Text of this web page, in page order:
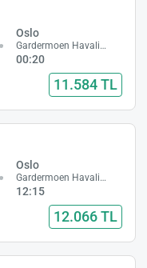
Oslo
Gardermoen Havalimanı
00:20
11.584 TL
Oslo
Gardermoen Havalimanı
12:15
12.066 TL